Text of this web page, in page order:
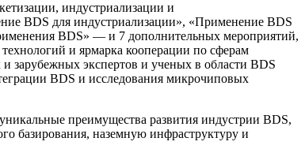
индустриализации и
BDS для индустриализации», «Применение BDS
BDS» — и 7 дополнительных мероприятий,
и ярмарка кооперации по сферам
зарубежных экспертов и ученых в области BDS
BDS и исследования микрочиповых
преимущества развития индустрии BDS,
базирования, наземную инфраструктуру и